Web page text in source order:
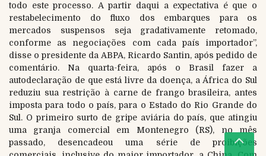
todo este processo. A partir daqui a expectativa é que o
restabelecimento do fluxo dos embarques para os
mercados suspensos seja gradativamente retomado,
conforme as negociações com cada país importador”,
disse o presidente da ABPA, Ricardo Santin, após pedido de
comentário. Na quarta-feira, após o Brasil fazer a
autodeclaração de que está livre da doença, a África do Sul
reduziu sua restrição à carne de frango brasileira, antes
imposta para todo o país, para o Estado do Rio Grande do
Sul. O primeiro surto de gripe aviária do país, que atingiu
uma granja comercial em Montenegro (RS), no mês
passado, desencadeou uma série de proibições